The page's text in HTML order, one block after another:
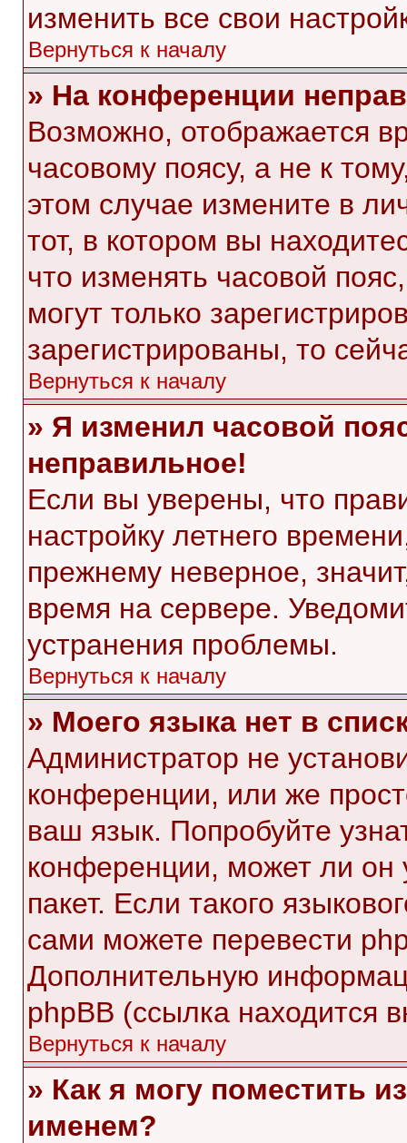
изменить все свои
Вернуться к началу
» На конференции
Возможно, отображается
часовому поясу, а не к
этом случае измените в
тот, в котором вы
что изменять часовой
могут только
зарегистрированы, то
Вернуться к началу
» Я изменил часовой
неправильное!
Если вы уверены, что
настройку летнего
прежнему неверное,
время на сервере.
устранения проблемы.
Вернуться к началу
» Моего языка нет в
Администратор не
конференции, или же
ваш язык. Попробуйте
конференции, может ли он
пакет. Если такого
сами можете перевести
Дополнительную
phpBB (ссылка находится
Вернуться к началу
» Как я могу поместить
именем?